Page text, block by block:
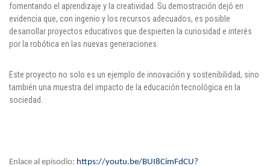
fomentando el aprendizaje y la creatividad. Su demostración dejó en
evidencia que, con ingenio y los recursos adecuados, es posible
desarrollar proyectos educativos que despierten la curiosidad e interés
por la robótica en las nuevas generaciones.
Este proyecto no solo es un ejemplo de innovación y sostenibilidad, sino
también una muestra del impacto de la educación tecnológica en la
sociedad.
Enlace al episodio: https://youtu.be/BUI8CimFdCU?
(+57) (4) 4 600 700
Medellín - Colombia - Suramérica
Denuncia de Corrupción y Sobornos